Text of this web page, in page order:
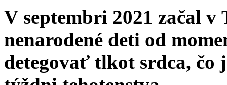
V septembri 2021 začal
nenarodené deti od
detegovať tlkot srdca, čo